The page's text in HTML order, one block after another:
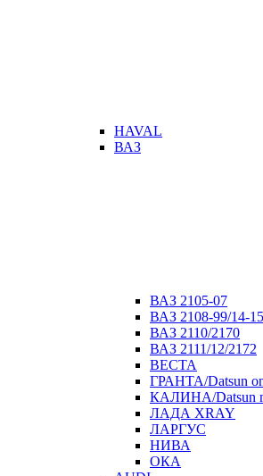
HAVAL
ВАЗ
ВАЗ 2105-07
ВАЗ 2108-99/14-15
ВАЗ 2110/2170
ВАЗ 2111/12/2172
ВЕСТА
ГРАНТА/Datsun
КАЛИНА/Datsun
ЛАДА XRAY
ЛАРГУС
НИВА
ОКА